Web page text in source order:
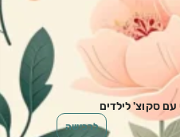
סקוצ' לילדים
לרכישה